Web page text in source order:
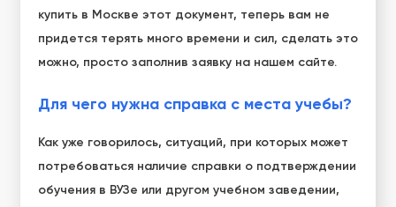
купить в Москве этот документ, теперь вам не
придется терять много времени и сил, сделать это
можно, просто заполнив заявку на нашем сайте.
Для чего нужна справка с места учебы?
Как уже говорилось, ситуаций, при которых может
потребоваться наличие справки о подтверждении
обучения в ВУЗе или другом учебном заведении,